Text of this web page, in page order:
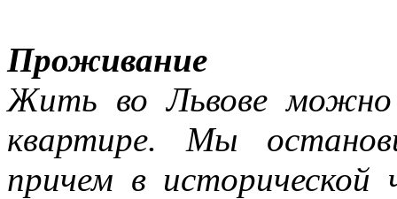
Проживание
Жить во Львове можно
квартире. Мы
причем в исторической